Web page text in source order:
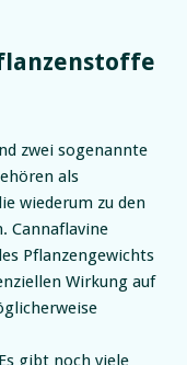
zwei sogenannte
als
wiederum zu den
Cannaflavine
Pflanzengewichts
Wirkung auf
gibt noch viele